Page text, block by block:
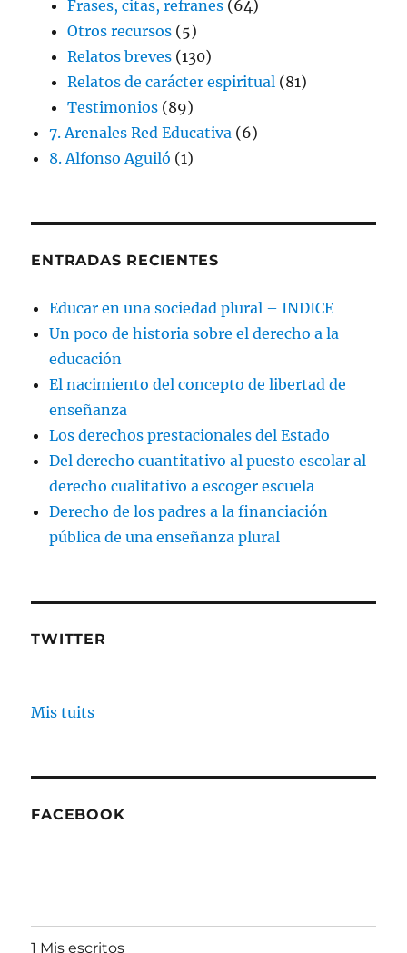
Frases, citas, refranes (64)
Otros recursos (5)
Relatos breves (130)
Relatos de carácter espiritual (81)
Testimonios (89)
7. Arenales Red Educativa (6)
8. Alfonso Aguiló (1)
ENTRADAS RECIENTES
Educar en una sociedad plural – INDICE
Un poco de historia sobre el derecho a la
educación
El nacimiento del concepto de libertad de
enseñanza
Los derechos prestacionales del Estado
Del derecho cuantitativo al puesto escolar al
derecho cualitativo a escoger escuela
Derecho de los padres a la financiación
pública de una enseñanza plural
TWITTER
Mis tuits
FACEBOOK
1 Mis escritos